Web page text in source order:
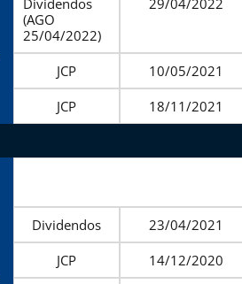
Dividendos
(AGO
25/04/2022)
29/04/2022
JCP
10/05/2021
JCP
18/11/2021
Dividendos
23/04/2021
JCP
14/12/2020